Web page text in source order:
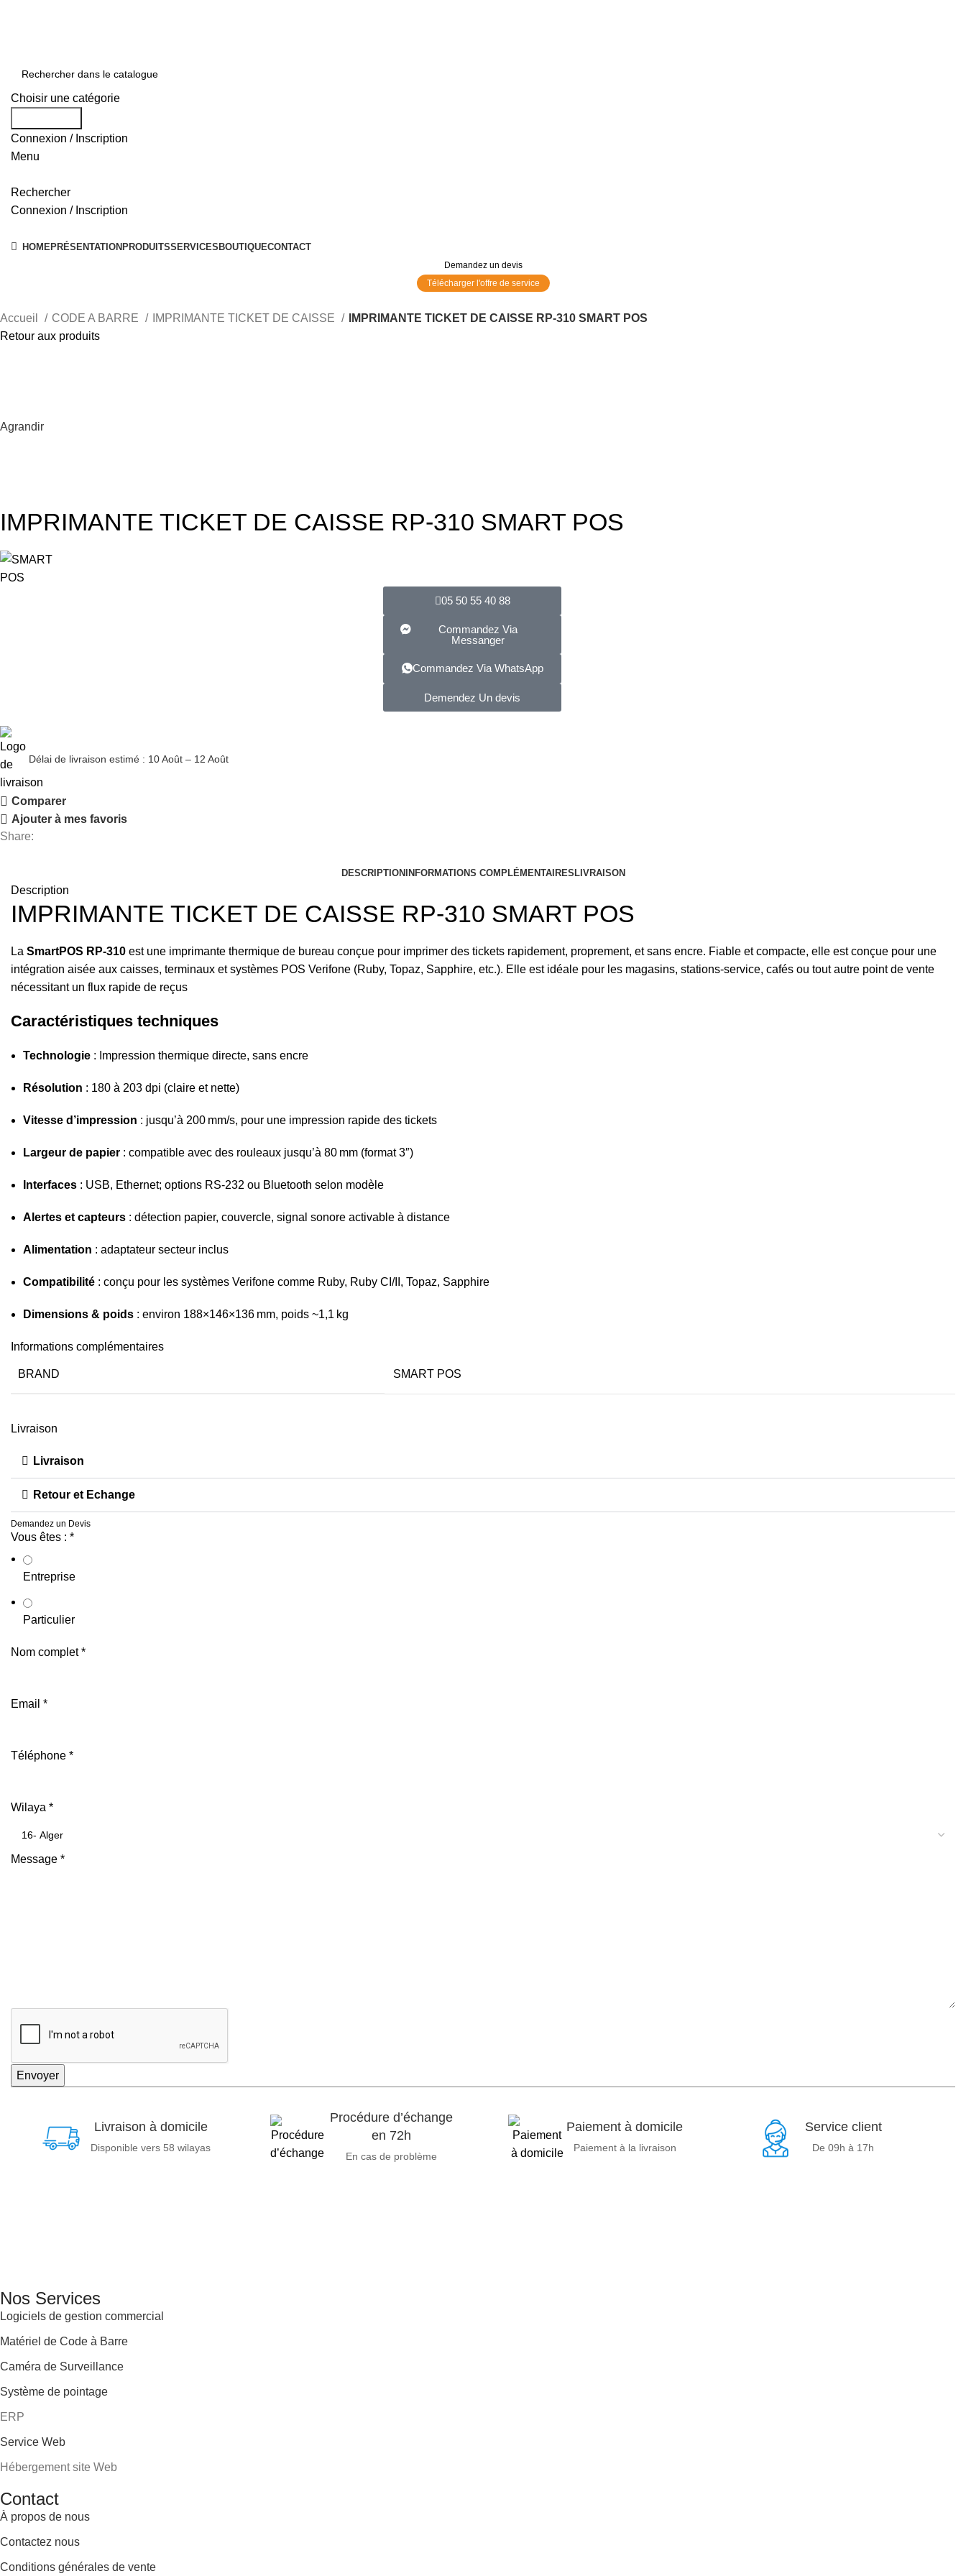
Choisir une catégorie
Connexion / Inscription
Menu
Rechercher
Connexion / Inscription
HOMEPRÉSENTATIONPRODUITSSERVICESBOUTIQUECONTACT
Demandez un devis
Télécharger l'offre de service
Accueil CODE A BARRE IMPRIMANTE TICKET DE CAISSE
IMPRIMANTE TICKET DE CAISSE RP-310 SMART POS
Retour aux produits
Agrandir
IMPRIMANTE TICKET DE CAISSE RP-310 SMART POS
05 50 55 40 88
Commandez Via
Messanger
Commandez Via WhatsApp
Demendez Un devis
Délai de livraison estimé : 10 Août – 12 Août
Comparer
Ajouter à mes favoris
Share:
DESCRIPTION INFORMATIONS COMPLÉMENTAIRES LIVRAISON
Description
IMPRIMANTE TICKET DE CAISSE RP-310 SMART POS
La SmartPOS RP‑310 est une imprimante thermique de bureau conçue pour imprimer des tickets rapidement, proprement, et sans encre. Fiable et compacte, elle est conçue pour une
intégration aisée aux caisses, terminaux et systèmes POS Verifone (Ruby, Topaz, Sapphire, etc.). Elle est idéale pour les magasins, stations-service, cafés ou tout autre point de vente
nécessitant un flux rapide de reçus
Caractéristiques techniques
Technologie : Impression thermique directe, sans encre
Résolution : 180 à 203 dpi (claire et nette)
Vitesse d’impression : jusqu’à 200 mm/s, pour une impression rapide des tickets
Largeur de papier : compatible avec des rouleaux jusqu’à 80 mm (format 3″)
Interfaces : USB, Ethernet; options RS‑232 ou Bluetooth selon modèle
Alertes et capteurs : détection papier, couvercle, signal sonore activable à distance
Alimentation : adaptateur secteur inclus
Compatibilité : conçu pour les systèmes Verifone comme Ruby, Ruby CI/II, Topaz, Sapphire
Dimensions & poids : environ 188×146×136 mm, poids ~1,1 kg
Informations complémentaires
BRAND SMART POS
Livraison
Livraison
Retour et Echange
Demandez un Devis
Vous êtes : *
Entreprise
Particulier
Nom complet*
Email *
Téléphone *
Wilaya *
Message *
Envoyer
Livraison à domicile
Disponible vers 58 wilayas
Procédure d’échange
en 72h
En cas de problème
Paiement à domicile
Paiement à la livraison
Service client
De 09h à 17h
Nos Services
Logiciels de gestion commercial
Matériel de Code à Barre
Caméra de Surveillance
Système de pointage
ERP
Service Web
Hébergement site Web
Contact
À propos de nous
Contactez nous
Conditions générales de vente